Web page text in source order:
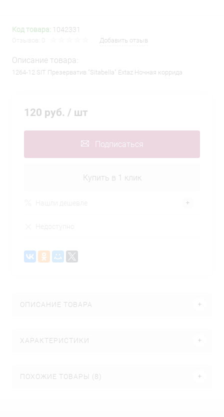
Код товара: 1042331
Добавить отзыв
Описание товара:
1264-12 SIT Презерватив "Sitabella" Extaz Ночная коррида
120 руб. / шт
Подписаться
Купить в 1 клик
ОПИСАНИЕ ТОВАРА
ХАРАКТЕРИСТИКИ
ПОХОЖИЕ ТОВАРЫ (8)